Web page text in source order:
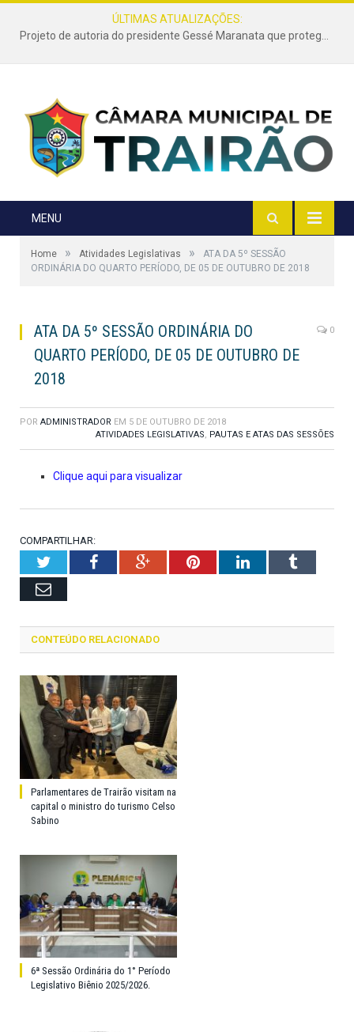
ÚLTIMAS ATUALIZAÇÕES:
Projeto de autoria do presidente Gessé Maranata que protege as estradas vicinais de Trairão é transformado em lei
MENU
Home » Atividades Legislativas »
ATA DA 5º SESSÃO
ORDINÁRIA DO QUARTO PERÍODO, DE 05 DE OUTUBRO DE 2018
ATA DA 5º SESSÃO ORDINÁRIA DO
QUARTO PERÍODO, DE 05 DE OUTUBRO DE
2018
0
POR ADMINISTRADOR EM 5 DE OUTUBRO DE 2018
ATIVIDADES LEGISLATIVAS, PAUTAS E ATAS DAS SESSÕES
Clique aqui para visualizar
COMPARTILHAR:
TwitterFacebookGoogle+PinterestLinkedInTumblr
Email
CONTEÚDO RELACIONADO
Parlamentares de Trairão visitam na
capital o ministro do turismo Celso
Sabino
6ª Sessão Ordinária do 1° Período
Legislativo Biênio 2025/2026.